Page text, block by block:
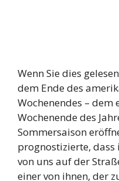
Wenn Sie dies
dem Ende des
Wochenendes –
Wochenende des
Sommersaison
prognostizierte,
von uns auf der
einer von ihnen, der